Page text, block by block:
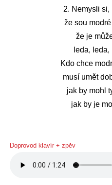
2. Nemysli si,
že sou
že je
leda,
Kdo chce
musí umět
jak by mohl
jak by je
Doprovod klavír + zpěv